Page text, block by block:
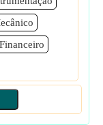
Financeiro